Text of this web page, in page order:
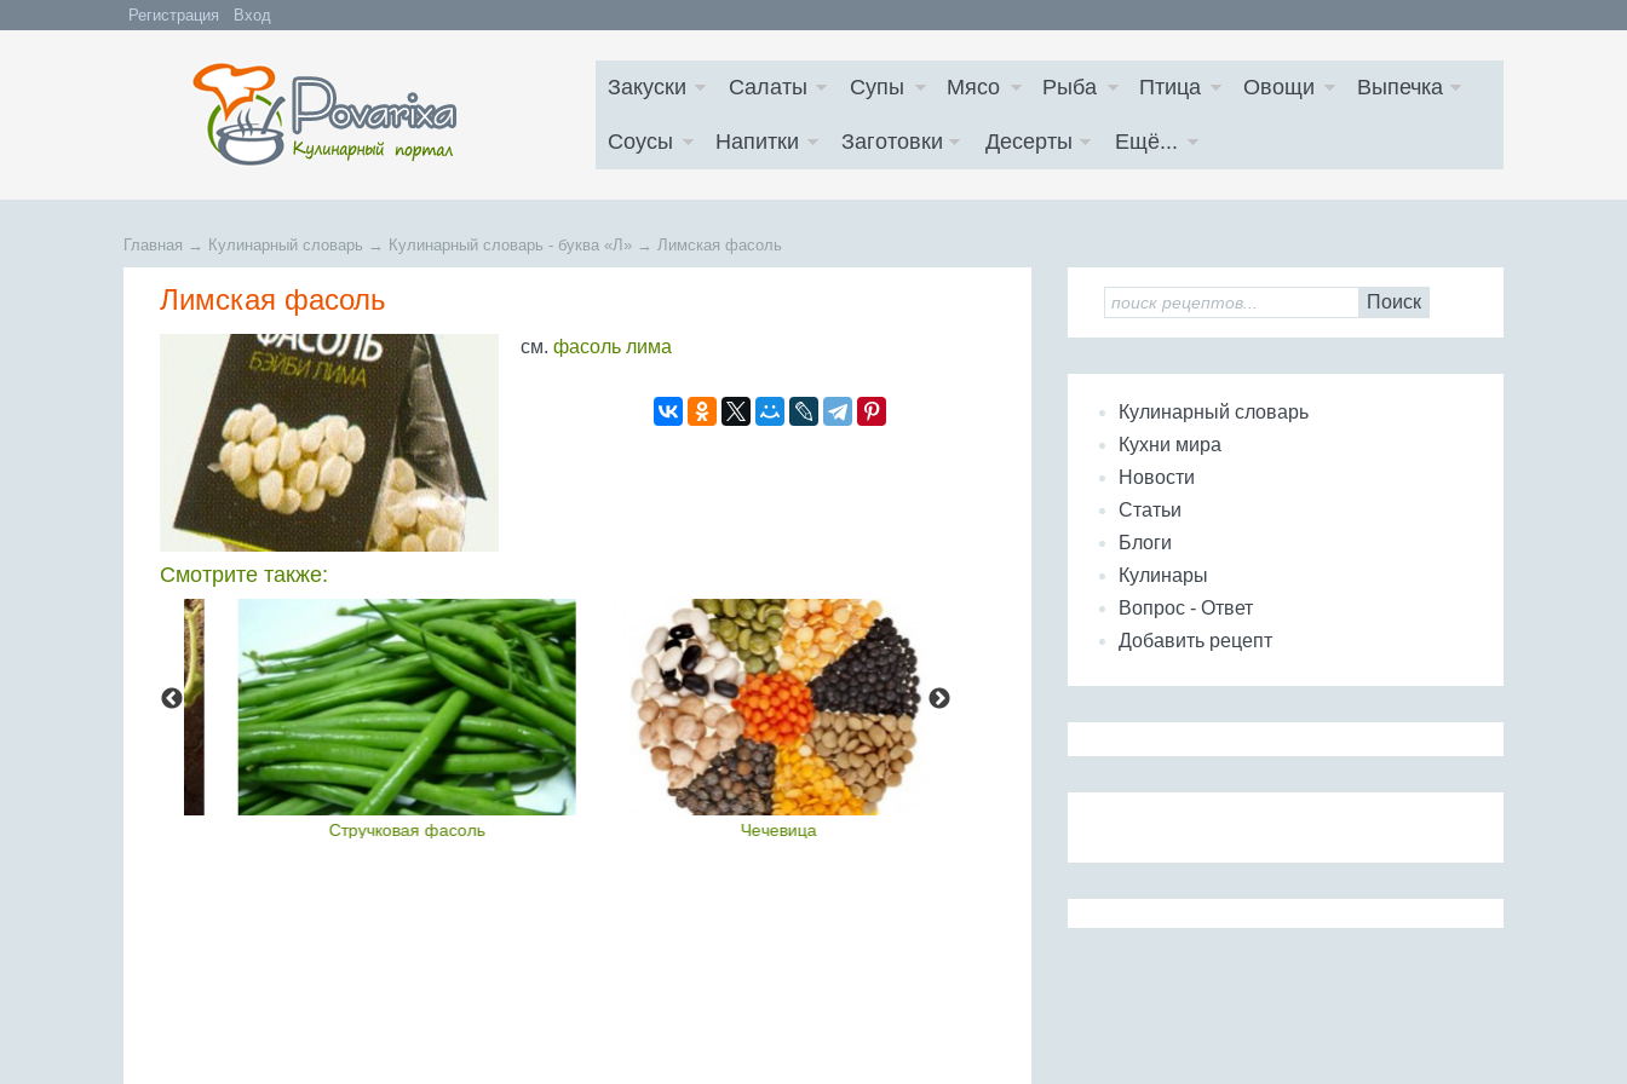
Регистрация Вход
Закуски Салаты Супы Мясо Рыба Птица Овощи Выпечка
Соусы Напитки Заготовки Десерты Ещё...
Главная → Кулинарный словарь → Кулинарный словарь - буква «Л» → Лимская фасоль
Лимская фасоль
см. фасоль лима
Смотрите также:
Стручковая фасоль Чечевица
Поиск
Кулинарный словарь
Кухни мира
Новости
Статьи
Блоги
Кулинары
Вопрос - Ответ
Добавить рецепт